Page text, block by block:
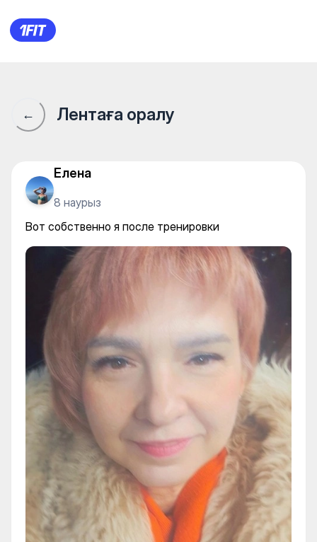
Вот собственно я после
← Лентаға оралу
Елена
8 наурыз
Вот собственно я после тренировки